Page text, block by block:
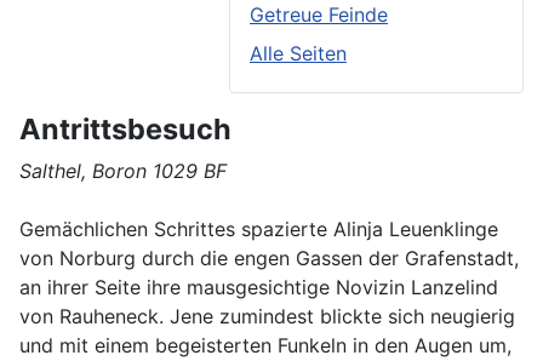
Getreue Feinde
Alle Seiten
Antrittsbesuch
Salthel, Boron 1029 BF
Gemächlichen Schrittes spazierte Alinja Leuenklinge
von Norburg durch die engen Gassen der Grafenstadt,
an ihrer Seite ihre mausgesichtige Novizin Lanzelind
von Rauheneck. Jene zumindest blickte sich neugierig
und mit einem begeisterten Funkeln in den Augen um,